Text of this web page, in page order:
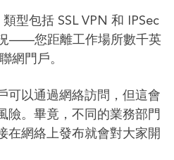
型包括 SSL VPN 和 IPSec
——您距離工作場所數千英
網門戶。
可以通過網絡訪問，但這會
險。畢竟，不同的業務部門
在網絡上發布就會對大家開